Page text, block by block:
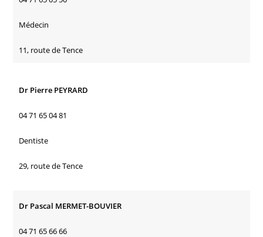
Médecin
11, route de Tence
Dr Pierre PEYRARD
04 71 65 04 81
Dentiste
29, route de Tence
Dr Pascal MERMET-BOUVIER
04 71 65 66 66